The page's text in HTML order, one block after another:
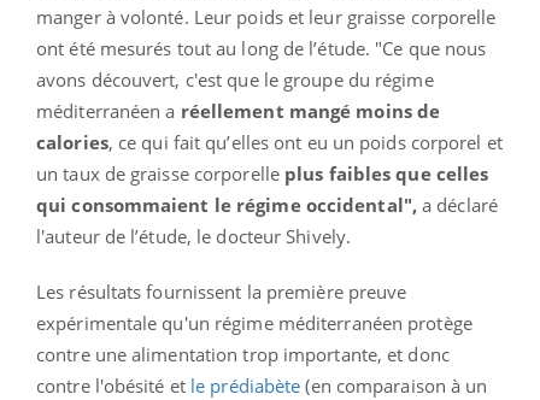
manger à volonté. Leur poids et leur graisse corporelle
ont été mesurés tout au long de l’étude. "Ce que nous
avons découvert, c'est que le groupe du régime
méditerranéen a réellement mangé moins de
calories, ce qui fait qu’elles ont eu un poids corporel et
un taux de graisse corporelle plus faibles que celles
qui consommaient le régime occidental",a déclaré
l'auteur de l’étude, le docteur Shively.
Les résultats fournissent la première preuve
expérimentale qu'un régime méditerranéen protège
contre une alimentation trop importante, et donc
contre l'obésité et le prédiabète (en comparaison à un